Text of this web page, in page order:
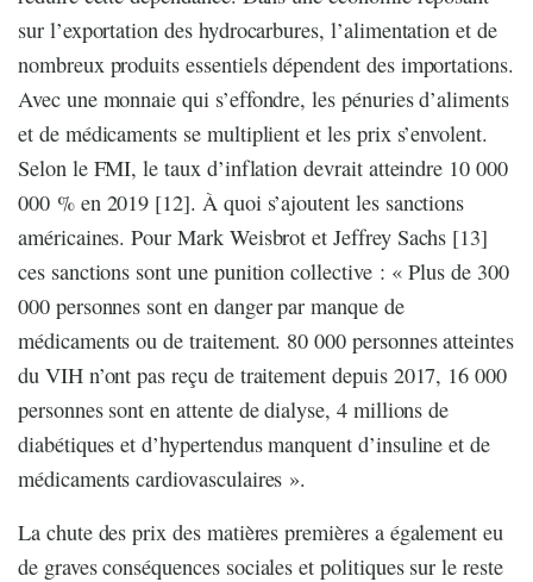
sur l’exportation des hydrocarbures, l’alimentation et de
nombreux produits essentiels dépendent des importations.
Avec une monnaie qui s’effondre, les pénuries d’aliments
et de médicaments se multiplient et les prix s’envolent.
Selon le FMI, le taux d’inflation devrait atteindre 10 000
000 % en 2019 [12]. À quoi s’ajoutent les sanctions
américaines. Pour Mark Weisbrot et Jeffrey Sachs [13]
ces sanctions sont une punition collective : « Plus de 300
000 personnes sont en danger par manque de
médicaments ou de traitement. 80 000 personnes atteintes
du VIH n’ont pas reçu de traitement depuis 2017, 16 000
personnes sont en attente de dialyse, 4 millions de
diabétiques et d’hypertendus manquent d’insuline et de
médicaments cardiovasculaires ».
La chute des prix des matières premières a également eu
de graves conséquences sociales et politiques sur le reste